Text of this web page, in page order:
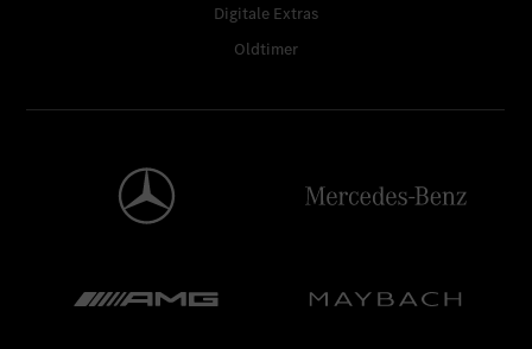
Digitale Extras
Oldtimer